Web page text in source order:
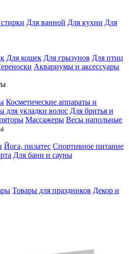
Для ванной Для кухни Для
Для кошек Для грызунов Для птиц
Аквариумы и аксессуары
Косметические аппараты и
для укладки волос Для бритья и
Массажеры Весы напольные
Йога, пилатес Спортивное питание
Для бани и сауны
Товары для праздников Декор и